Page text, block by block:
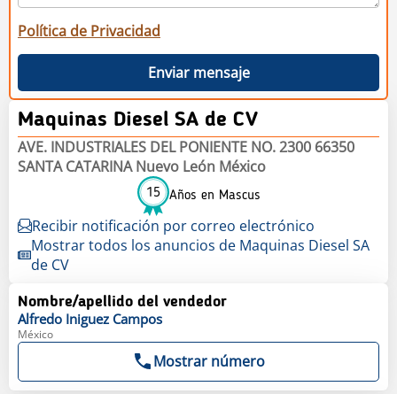
Política de Privacidad
Enviar mensaje
Maquinas Diesel SA de CV
AVE. INDUSTRIALES DEL PONIENTE NO. 2300 66350
SANTA CATARINA Nuevo León México
15 Años en Mascus
Recibir notificación por correo electrónico
Mostrar todos los anuncios de Maquinas Diesel SA
de CV
Nombre/apellido del vendedor
Alfredo Iniguez Campos
México
Mostrar número